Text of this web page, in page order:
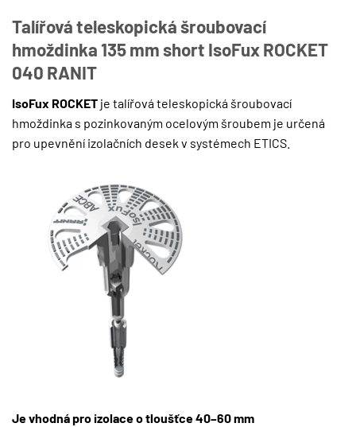
Talířová teleskopická šroubovací
hmoždinka135 mm short IsoFux ROCKET
040 RANIT
IsoFux ROCKET je talířová teleskopická šroubovací
hmoždinka s pozinkovaným ocelovým šroubem je určená
pro upevnění izolačních desek v systémech ETICS.
Je vhodná pro izolace o tloušťce 40–60 mm